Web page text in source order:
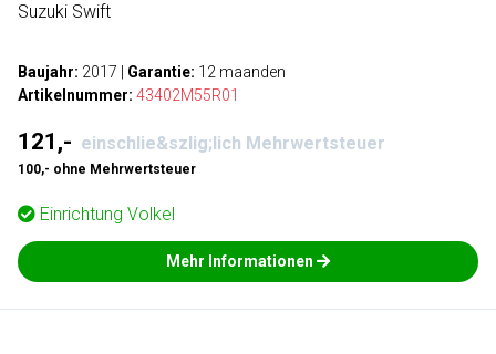
Suzuki Swift
Baujahr: 2017 Garantie: 12 maanden
Artikelnummer: 43402M55R01
121,- einschlie&szlig;lich Mehrwertsteuer
100,- ohne Mehrwertsteuer
Einrichtung Volkel
Mehr Informationen